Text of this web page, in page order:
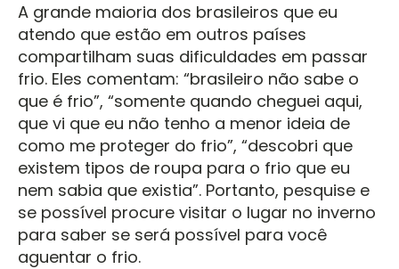
A grande maioria dos brasileiros que eu
atendo que estão em outros países
compartilham suas dificuldades em passar
frio. Eles comentam: “brasileiro não sabe o
que é frio”, “somente quando cheguei aqui,
que vi que eu não tenho a menor ideia de
como me proteger do frio”, “descobri que
existem tipos de roupa para o frio que eu
nem sabia que existia”. Portanto, pesquise e
se possível procure visitar o lugar no inverno
para saber se será possível para você
aguentar o frio.